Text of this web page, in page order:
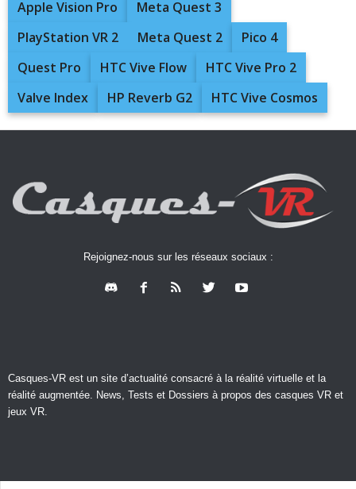
Apple Vision Pro
Meta Quest 3
PlayStation VR 2
Meta Quest 2
Pico 4
Quest Pro
HTC Vive Flow
HTC Vive Pro 2
Valve Index
HP Reverb G2 HTC Vive Cosmos
Rejoignez-nous sur les réseaux sociaux :
Casques-VR est un site d’actualité consacré à la réalité virtuelle et la
réalité augmentée. News, Tests et Dossiers à propos des casques VR et
jeux VR.